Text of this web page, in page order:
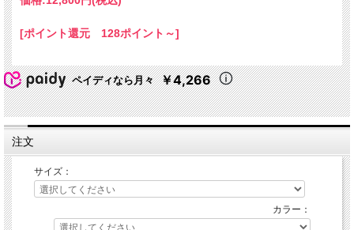
[ポイント還元 128ポイント～]
ペイディなら月々 ￥4,266
注文
サイズ：
カラー：